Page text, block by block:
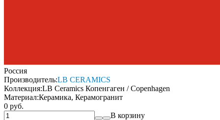
Россия
Производитель:LB CERAMICS
Коллекция:LB Ceramics Копенгаген / Copenhagen
Материал:Керамика, Керамогранит
0 руб.
В корзину